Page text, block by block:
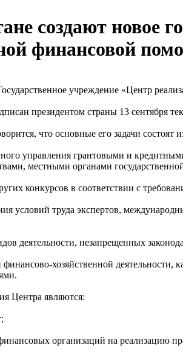
создают новое
финансовой
учреждение «Центр
президентом страны 13 сентября
что основные его задачи состоят
управления грантовыми и
местными органами
конкурсов в соответствии с
условий труда экспертов,
деятельности, незапрещенных
хозяйственной
Центра являются:
организаций на реализацию